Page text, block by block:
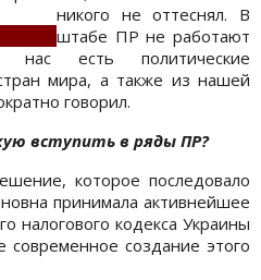
никого не оттеснял. В
штабе ПР не работают
нас есть политические
мира, а также из нашей
говорил.
вступить в ряды ПР?
которое последовало
принимала активнейшее
налогового кодекса Украины
создание этого